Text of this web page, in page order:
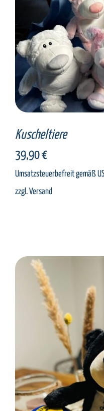
SELECT
Kuscheltiere
39,90€
Umsatzsteuerbefreit gemäß
zzgl.Versand
SELECT